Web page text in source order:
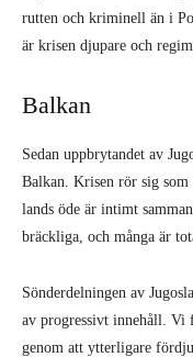
rutten och kriminell än i
är krisen djupare och
Balkan
Sedan uppbrytandet av
Balkan. Krisen rör sig
lands öde är intimt
bräckliga, och många är
Sönderdelningen av
av progressivt innehåll. Vi
genom att ytterligare